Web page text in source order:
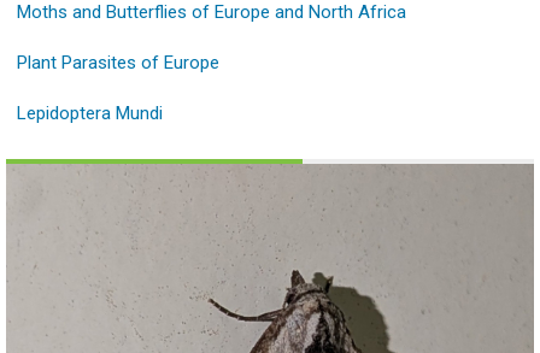
Moths and Butterflies of Europe and North Africa
Plant Parasites of Europe
Lepidoptera Mundi